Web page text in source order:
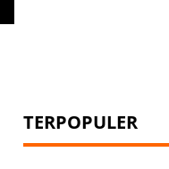
TERPOPULER